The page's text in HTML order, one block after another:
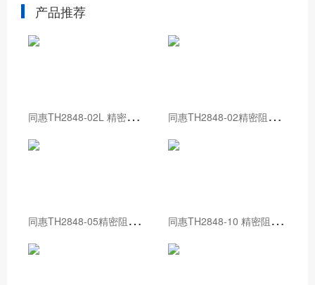
产品推荐
同
惠TH2848-02L 精密阻抗分析仪 同
惠TH2848-02精密阻抗分析仪
同
惠TH2848-05精密阻抗分析仪 同
惠TH2848-10 精密阻抗分析仪